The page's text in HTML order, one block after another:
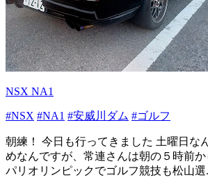
NSX NA1
#NSX #NA1 #安威川ダム #ゴルフ
朝練！ 今日も行ってきました 土曜日な
めなんですが、常連さんは朝の５時前
パリオリンピックでゴルフ競技も松山選